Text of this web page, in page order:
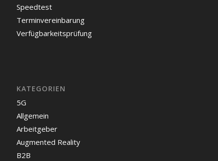
Speedtest
Terminvereinbarung
Verfügbarkeitsprüfung
KATEGORIEN
5G
Allgemein
Arbeitgeber
Augmented Reality
B2B